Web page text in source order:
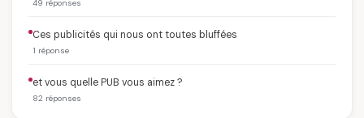
49 réponses
Ces publicités qui nous ont toutes bluffées
1 réponse
et vous quelle PUB vous aimez ?
82 réponses